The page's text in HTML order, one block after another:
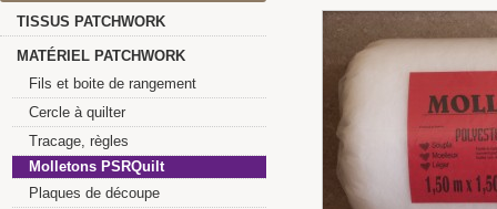
TISSUS PATCHWORK
MATÉRIEL PATCHWORK
Fils et boite de rangement
Cercle à quilter
Tracage, règles
Molletons PSRQuilt
Plaques de découpe